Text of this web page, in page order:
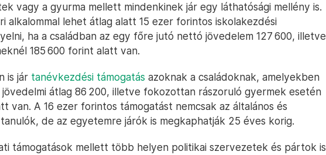
vagy a gyurma mellett mindenkinek jár egy láthatósági mellény is.
alkalommal lehet átlag alatt 15 ezer forintos iskolakezdési
ha a családban az egy főre jutó nettó jövedelem 127 600, illetve
185 600 forint alatt van.
is jár tanévkezdési támogatás azoknak a családoknak, amelyekben
átlag 86 200, illetve fokozottan rászoruló gyermek esetén
van. A 16 ezer forintos támogatást nemcsak az általános és
de az egyetemre járók is megkaphatják 25 éves korig.
támogatások mellett több helyen politikai szervezetek és pártok is